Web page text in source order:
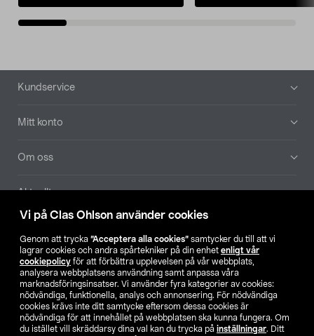
Vi på Clas Ohlson använder cookies
Genom att trycka ”Acceptera alla cookies” samtycker du till att vi
lagrar cookies och andra spårtekniker på din enhet enligt vår
cookiepolicy för att förbättra upplevelsen på vår webbplats,
analysera webbplatsens användning samt anpassa våra
marknadsföringsinsatser. Vi använder fyra kategorier av cookies:
nödvändiga, funktionella, analys och annonsering. För nödvändiga
cookies krävs inte ditt samtycke eftersom dessa cookies är
nödvändiga för att innehållet på webbplatsen ska kunna fungera. Om
du istället vill skräddarsy dina val kan du trycka på inställningar. Ditt
Sidfot
Kundservice
Mitt konto
Om oss
Aktuellt
Hitta butik
SE NO FI